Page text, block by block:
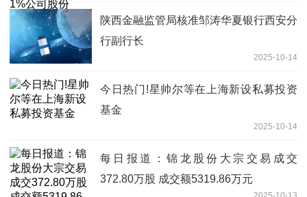
陕西金融监管局核准邹涛华夏银行西安分
行副行长
2025-10-14
今日热门!星帅尔等在上海新设私募投资
基金
2025-10-14
每日报道：锦龙股份大宗交易成交
372.80万股 成交额5319.86万元